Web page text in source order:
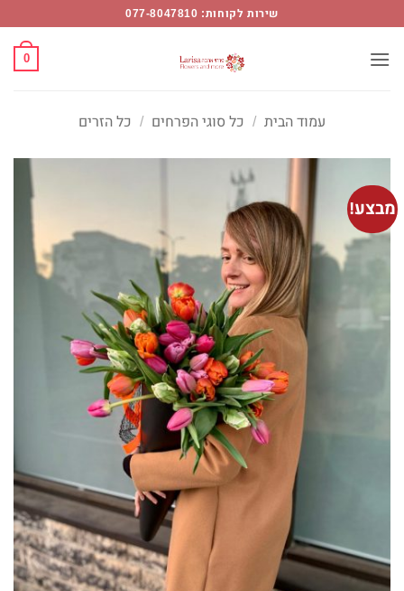
content
שירות לקוחות: 077-8047810
0
עמוד הבית / כל סוגי הפרחים / כל הזרים
מבצע!